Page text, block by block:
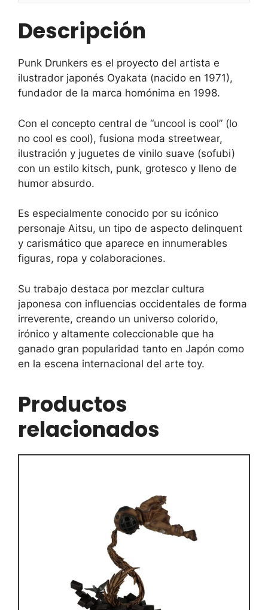
Descripción
Punk Drunkers es el proyecto del artista e
ilustrador japonés Oyakata (nacido en 1971),
fundador de la marca homónima en 1998.
Con el concepto central de “uncool is cool” (lo
no cool es cool), fusiona moda streetwear,
ilustración y juguetes de vinilo suave (sofubi)
con un estilo kitsch, punk, grotesco y lleno de
humor absurdo.
Es especialmente conocido por su icónico
personaje Aitsu, un tipo de aspecto delinquent
y carismático que aparece en innumerables
figuras, ropa y colaboraciones.
Su trabajo destaca por mezclar cultura
japonesa con influencias occidentales de forma
irreverente, creando un universo colorido,
irónico y altamente coleccionable que ha
ganado gran popularidad tanto en Japón como
en la escena internacional del arte toy.
Productos
relacionados